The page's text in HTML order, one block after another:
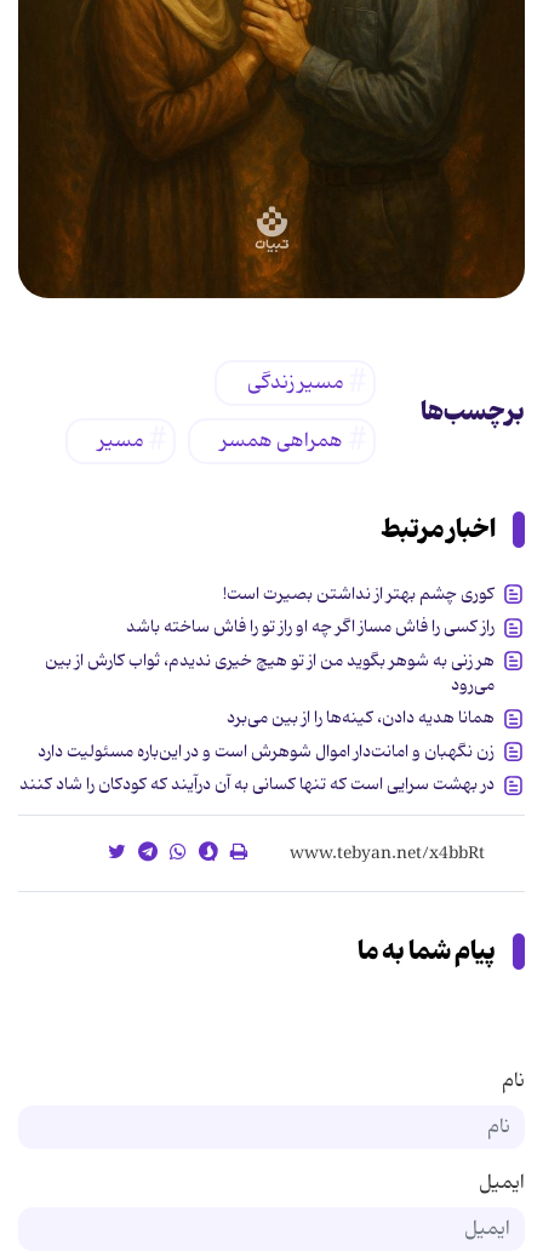
برچسب‌ها
مسیر زندگی
همراهی همسر
مسیر
اخبار مرتبط
کوری چشم بهتر از نداشتن بصیرت است!
راز کسی را فاش مساز اگر چه او راز تو را فاش ساخته باشد
هر زنی به شوهر بگوید من از تو هیچ خیری ندیدم، ثواب کارش از بین
می‌رود
همانا هدیه دادن، کینه‌ها را از بین می‌برد
زن نگهبان و امانت‌دار اموال شوهرش است و در این‌باره مسئولیت دارد
در بهشت سرایی است که تنها کسانی به آن درآیند که کودکان را شاد کنند
پیام شما به ما
نام
ایمیل